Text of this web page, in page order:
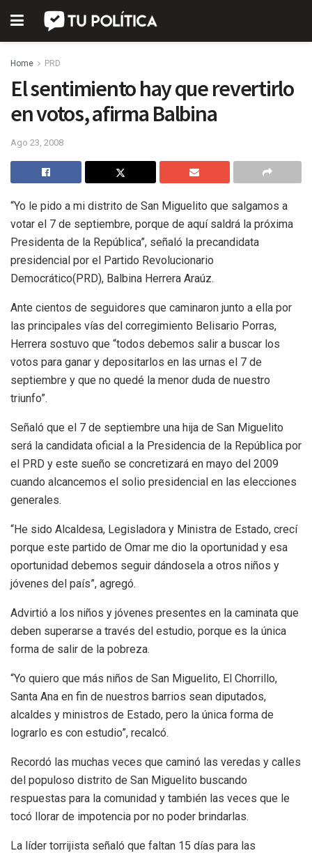
Home PRD
El sentimiento hay que revertirlo
en votos, afirma Balbina
Ago 23, 2008
“Yo le pido a mi distrito de San Miguelito que salgamos a
votar el 7 de septiembre, porque de aquí saldrá la próxima
Presidenta de la República”, señaló la precandidata
presidencial por el Partido Revolucionario
Democrático(PRD), Balbina Herrera Araúz.
Ante cientos de seguidores que caminaron junto a ella por
las principales vías del corregimiento Belisario Porras,
Herrera sostuvo que “todos debemos salir a buscar los
votos para ganar y depositarlos en las urnas el 7 de
septiembre y que no quedé la menor duda de nuestro
triunfo”.
Señaló que el 7 de septiembre una hija de San Miguelito
será la candidata oficial a la Presidencia de la República por
el PRD y este sueño se concretizará en mayo del 2009
cuando alcancemos el solio presidencial en las elecciones
generales.
“He sido Alcaldesa, Legisladora y Ministra de Estado, crecí
porque este partido de Omar me dio la oportunidad y esa
oportunidad debemos seguir dándosela a otros niños y
jóvenes del país”, agregó.
Advirtió a los niños y jóvenes presentes en la caminata que
deben superarse a través del estudio, porque es la única
forma de salir de la pobreza.
“Yo quiero que más niños de San Miguelito, El Chorrillo,
Santa Ana en fin de nuestros barrios sean diputados,
alcaldes y ministros de Estado, pero la única forma de
lograrlo es con estudio”, recalcó.
Recordó las muchas veces que caminó las veredas y calles
del populoso distrito de San Miguelito buscando
respuestas para la comunidad y también las veces que le
tocó llorar de impotencia por no poder brindarlas.
La líder torrijista señaló que faltan 15 días para las